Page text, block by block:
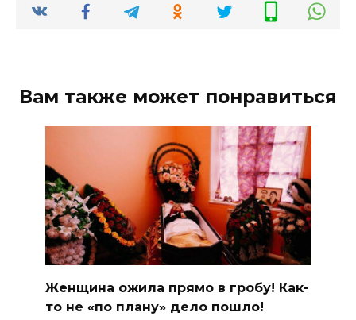
Вам также может понравиться
Женщина ожила прямо в гробу! Как-
то не «по плану» дело пошло!